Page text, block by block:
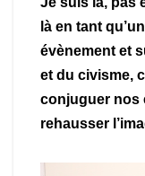
là en tant
évènement et
et du civisme,
conjuguer nos
rehausser